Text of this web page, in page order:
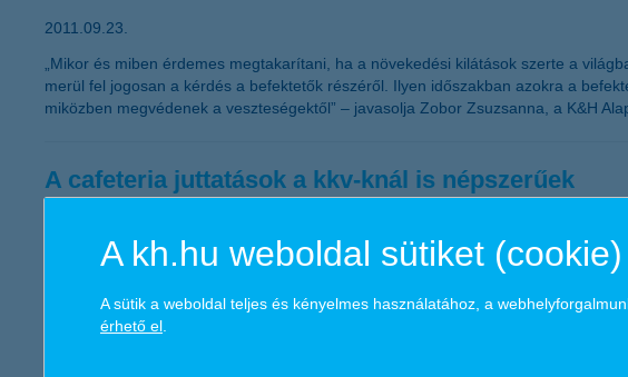
2011.09.23.
„Mikor és miben érdemes megtakarítani, ha a növekedési kilátások szerte a
merül fel jogosan a kérdés a befektetők részéről. Ilyen időszakban azokra a
miközben megvédenek a veszteségektől” – javasolja Zobor Zsuzsanna, a K&H
A cafeteria juttatások a kkv-knál is népszerűek
„Továbbra is komoly szerepet kapnak a vállalkozások életében a béren kívüli
kivárás tapasztalható” – mondta el Németh László, a K&H kkv marketing főosztály
A kh.hu weboldal sütiket
A sütik a weboldal teljes és kényelmes használatához, a
érhető el